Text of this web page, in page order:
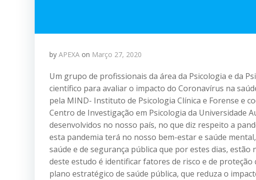
by APEXA on Março 27, 2020
Um grupo de profissionais da área da Psicologia e da
científico para avaliar o impacto do Coronavírus na
pela MIND- Instituto de Psicologia Clínica e Forense e
Centro de Investigação em Psicologia da Universidade
desenvolvidos no nosso país, no que diz respeito a
esta pandemia terá no nosso bem-estar e saúde
saúde e de segurança pública que por estes dias,
deste estudo é identificar fatores de risco e de
plano estratégico de saúde pública, que reduza o